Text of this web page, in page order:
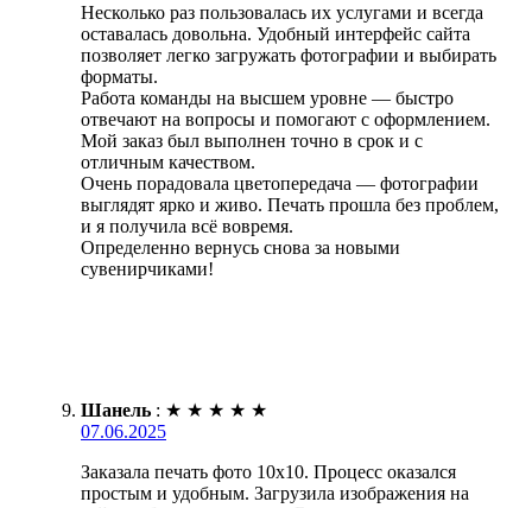
Несколько раз пользовалась их услугами и всегда
оставалась довольна. Удобный интерфейс сайта
позволяет легко загружать фотографии и выбирать
форматы.
Работа команды на высшем уровне — быстро
отвечают на вопросы и помогают с оформлением.
Мой заказ был выполнен точно в срок и с
отличным качеством.
Очень порадовала цветопередача — фотографии
выглядят ярко и живо. Печать прошла без проблем,
и я получила всё вовремя.
Определенно вернусь снова за новыми
сувенирчиками!
Шанель : ★ ★ ★ ★ ★
07.06.2025
Заказала печать фото 10х10. Процесс оказался
простым и удобным. Загрузила изображения на